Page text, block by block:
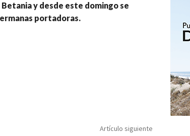
y desde este domingo se
portadoras.
Artículo siguiente